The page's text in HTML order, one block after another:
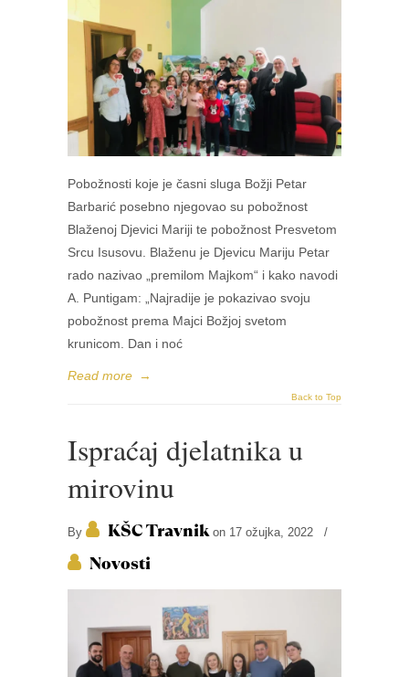
Pobožnosti koje je časni sluga Božji Petar
Barbarić posebno njegovao su pobožnost
Blaženoj Djevici Mariji te pobožnost Presvetom
Srcu Isusovu. Blaženu je Djevicu Mariju Petar
rado nazivao „premilom Majkom“ i kako navodi
A. Puntigam: „Najradije je pokazivao svoju
pobožnost prema Majci Božjoj svetom
krunicom. Dan i noć
Read more →
Back to Top
Ispraćaj djelatnika u
mirovinu
By KŠC Travnikon 17 ožujka, 2022 /
Novosti